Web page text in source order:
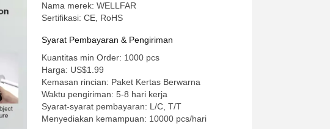
Nama merek: WELLFAR
Sertifikasi: CE, RoHS
Syarat Pembayaran & Pengiriman
Kuantitas min Order: 1000 pcs
Harga: US$1.99
Kemasan rincian: Paket Kertas Berwarna
Waktu pengiriman: 5-8 hari kerja
Syarat-syarat pembayaran: L/C, T/T
Menyediakan kemampuan: 10000 pcs/hari